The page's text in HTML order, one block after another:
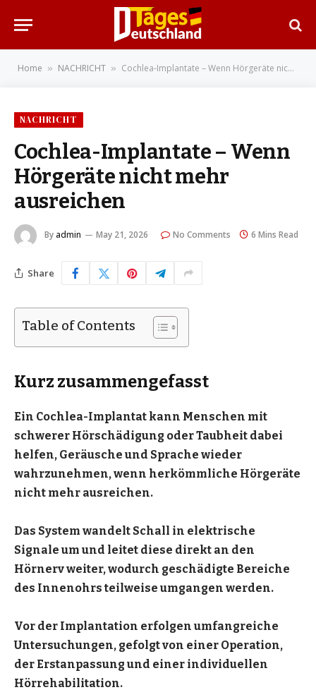
Home » NACHRICHT » Cochlea-Implantate – Wenn Hörgeräte nicht mehr ausreichen
NACHRICHT
Cochlea-Implantate – Wenn
Hörgeräte nicht mehr
ausreichen
By admin May 21, 2026 No Comments 6 Mins Read
Share
Table of Contents
Kurz zusammengefasst
Ein Cochlea-Implantat kann Menschen mit
schwerer Hörschädigung oder Taubheit dabei
helfen, Geräusche und Sprache wieder
wahrzunehmen, wenn herkömmliche Hörgeräte
nicht mehr ausreichen.
Das System wandelt Schall in elektrische
Signale um und leitet diese direkt an den
Hörnerv weiter, wodurch geschädigte Bereiche
des Innenohrs teilweise umgangen werden.
Vor der Implantation erfolgen umfangreiche
Untersuchungen, gefolgt von einer Operation,
der Erstanpassung und einer individuellen
Hörrehabilitation.